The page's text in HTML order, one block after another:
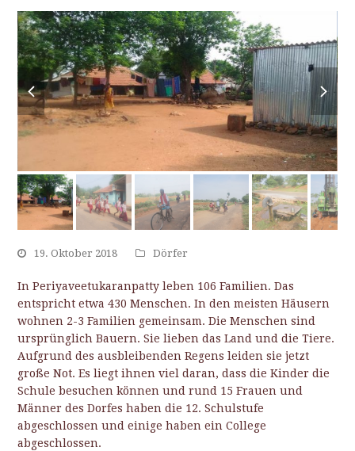
previous
slide
next
slide
19. Oktober 2018 Dörfer
In Periyaveetukaranpatty leben 106 Familien. Das
entspricht etwa 430 Menschen. In den meisten Häusern
wohnen 2-3 Familien gemeinsam. Die Menschen sind
ursprünglich Bauern. Sie lieben das Land und die Tiere.
Aufgrund des ausbleibenden Regens leiden sie jetzt
große Not. Es liegt ihnen viel daran, dass die Kinder die
Schule besuchen können und rund 15 Frauen und
Männer des Dorfes haben die 12. Schulstufe
abgeschlossen und einige haben ein College
abgeschlossen.